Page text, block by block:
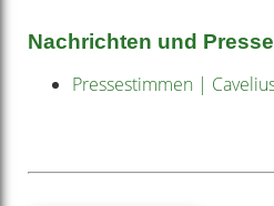
Nachrichten und
Pressestimmen |